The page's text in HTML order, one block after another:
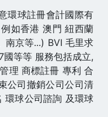
環球註冊會計國際有
如香港 澳門 紐西蘭
南京等...) BVI 毛里求
等等 服務包括成立,
理 商標註冊 專利 合
公司撤銷公司公司清
環球公司諮詢 及環球